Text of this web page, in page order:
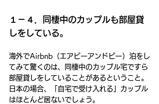
１－４．同棲中のカップルも部屋貸
しをしている。
海外でAirbnb（エアビーアンドビー）泊をし
てみて驚くのは、同棲中のカップル宅ですら
部屋貸しをしていることがあるということ。
日本の場合、「自宅で受け入れる」カップル
はほとんど居ないでしょう。